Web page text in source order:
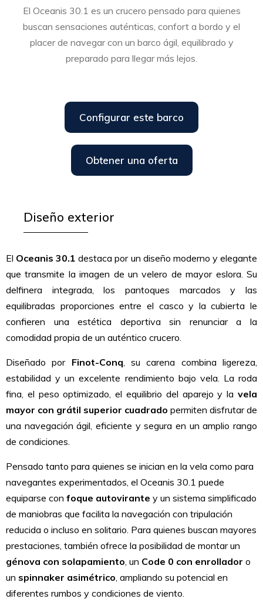
El Oceanis 30.1 es un crucero pensado para quienes
buscan sensaciones auténticas, confort a bordo y el
placer de navegar con un barco ágil, equilibrado y
preparado para llegar más lejos.
Configurar este barco
Obtener una oferta
Diseño exterior
El Oceanis 30.1 destaca por un diseño moderno y elegante
que transmite la imagen de un velero de mayor eslora. Su
delfinera integrada, los pantoques marcados y las
equilibradas proporciones entre el casco y la cubierta le
confieren una estética deportiva sin renunciar a la
comodidad propia de un auténtico crucero.
Diseñado por Finot-Conq , su carena combina ligereza,
estabilidad y un excelente rendimiento bajo vela. La roda
fina, el peso optimizado, el equilibrio del aparejo y la vela
mayor con grátil superior cuadrado permiten disfrutar de
una navegación ágil, eficiente y segura en un amplio rango
de condiciones.
Pensado tanto para quienes se inician en la vela como para
navegantes experimentados, el Oceanis 30.1 puede
equiparse con foque autovirante y un sistema simplificado
de maniobras que facilita la navegación con tripulación
reducida o incluso en solitario. Para quienes buscan mayores
prestaciones, también ofrece la posibilidad de montar un
génova con solapamiento , un Code 0 con enrollador o
un spinnaker asimétrico , ampliando su potencial en
diferentes rumbos y condiciones de viento.